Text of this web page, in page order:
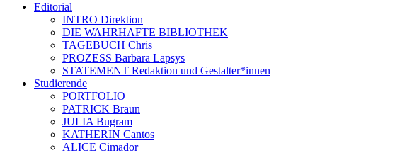
Editorial
INTRO Direktion
DIE WAHRHAFTE BIBLIOTHEK
TAGEBUCH Chris
PROZESS Barbara Lapsys
STATEMENT Redaktion und Gestalter*innen
Studierende
PORTFOLIO
PATRICK Braun
JULIA Bugram
KATHERIN Cantos
ALICE Cimador